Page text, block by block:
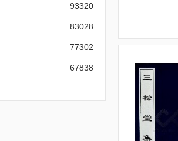
93320
83028
77302
67838